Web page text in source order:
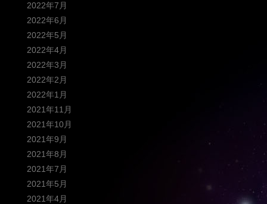
2022年7月
2022年6月
2022年5月
2022年4月
2022年3月
2022年2月
2022年1月
2021年11月
2021年10月
2021年9月
2021年8月
2021年7月
2021年5月
2021年4月